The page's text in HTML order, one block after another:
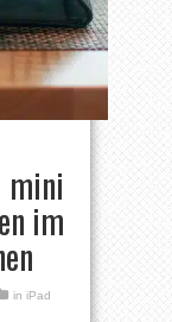
mini
im
in iPad